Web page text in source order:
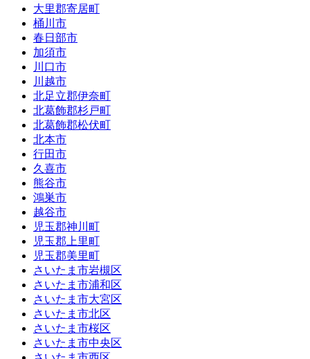
大里郡寄居町
桶川市
春日部市
加須市
川口市
川越市
北足立郡伊奈町
北葛飾郡杉戸町
北葛飾郡松伏町
北本市
行田市
久喜市
熊谷市
鴻巣市
越谷市
児玉郡神川町
児玉郡上里町
児玉郡美里町
さいたま市岩槻区
さいたま市浦和区
さいたま市大宮区
さいたま市北区
さいたま市桜区
さいたま市中央区